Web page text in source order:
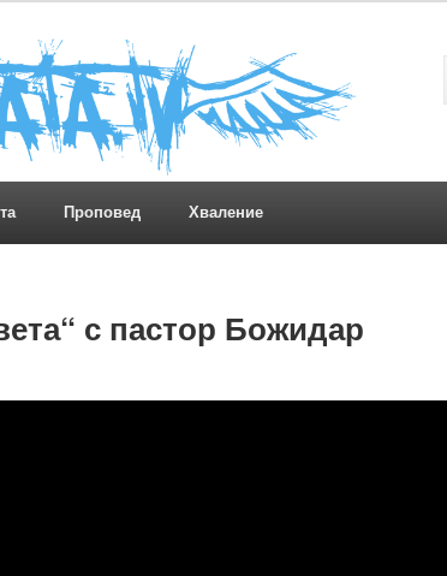
Проповед Хваление
с пастор Божидар